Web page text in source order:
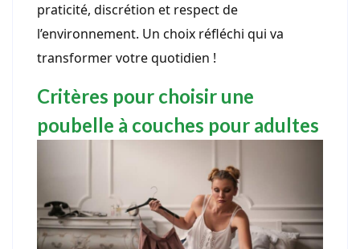
praticité, discrétion et respect de
l’environnement. Un choix réfléchi qui va
transformer votre quotidien !
Critères pour choisir une
poubelle à couches pour adultes